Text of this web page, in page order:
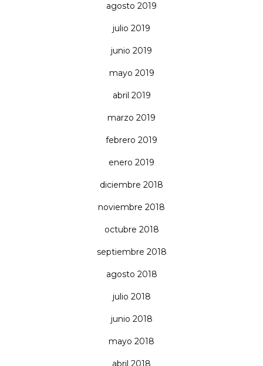
agosto 2019
julio 2019
junio 2019
mayo 2019
abril 2019
marzo 2019
febrero 2019
enero 2019
diciembre 2018
noviembre 2018
octubre 2018
septiembre 2018
agosto 2018
julio 2018
junio 2018
mayo 2018
abril 2018